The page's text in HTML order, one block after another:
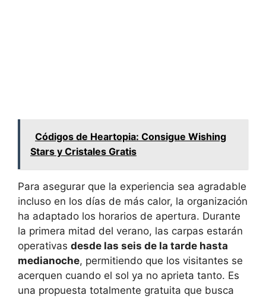
Códigos de Heartopia: Consigue Wishing
Stars y Cristales Gratis
Para asegurar que la experiencia sea agradable
incluso en los días de más calor, la organización
ha adaptado los horarios de apertura. Durante
la primera mitad del verano, las carpas estarán
operativas desde las seis de la tarde hasta
medianoche, permitiendo que los visitantes se
acerquen cuando el sol ya no aprieta tanto. Es
una propuesta totalmente gratuita que busca